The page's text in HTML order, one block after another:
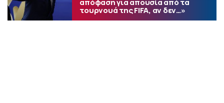
απόφαση για απουσία από τα
τουρνουά της FIFA, αν δεν…»